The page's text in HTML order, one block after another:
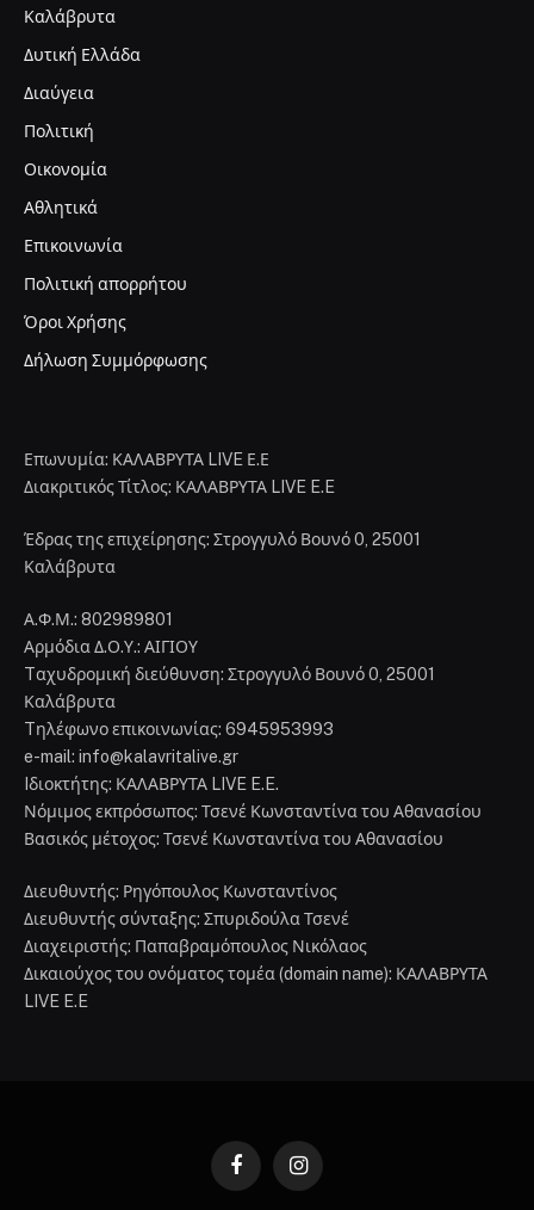
Καλάβρυτα
Δυτική Ελλάδα
Διαύγεια
Πολιτική
Οικονομία
Αθλητικά
Επικοινωνία
Πολιτική απορρήτου
Όροι Χρήσης
Δήλωση Συμμόρφωσης
Επωνυμία: ΚΑΛΑΒΡΥΤΑ LIVE Ε.Ε
Διακριτικός Τίτλος: ΚΑΛΑΒΡΥΤΑ LIVE E.E
Έδρας της επιχείρησης: Στρογγυλό Βουνό 0, 25001
Καλάβρυτα
Α.Φ.Μ.: 802989801
Αρμόδια Δ.Ο.Υ.: ΑΙΓΙΟΥ
Tαχυδρομική διεύθυνση: Στρογγυλό Βουνό 0, 25001
Καλάβρυτα
Tηλέφωνο επικοινωνίας: 6945953993
e-mail: info@kalavritalive.gr
Iδιοκτήτης: ΚΑΛΑΒΡΥΤΑ LIVE E.E.
Νόμιμος εκπρόσωπος: Τσενέ Κωνσταντίνα του Αθανασίου
Βασικός μέτοχος: Τσενέ Κωνσταντίνα του Αθανασίου
Διευθυντής: Ρηγόπουλος Κωνσταντίνος
Διευθυντής σύνταξης: Σπυριδούλα Τσενέ
Διαχειριστής: Παπαβραμόπουλος Νικόλαος
Δικαιούχος του ονόματος τομέα (domain name): ΚΑΛΑΒΡΥΤΑ
LIVE E.E
FacebookInstagram